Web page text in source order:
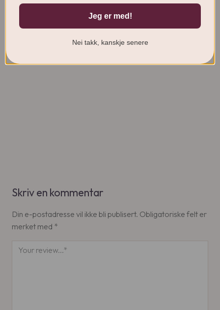
Skriv en kommentar
Din e-postadresse vil ikke bli publisert. Obligatoriske felt er
merket med *
Jeg er med!
Nei takk, kanskje senere